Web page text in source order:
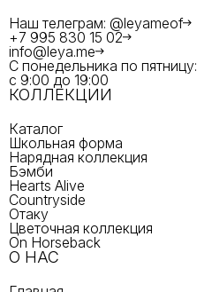
Наш телеграм: @leyameof
+7 995 830 15 02
info@leya.me
С понедельника по пятницу:
с 9:00 до 19:00
КОЛЛЕКЦИИ
Каталог
Школьная форма
Нарядная коллекция
Бэмби
Hearts Alive
Countryside
Отаку
Цветочная коллекция
On Horseback
О НАС